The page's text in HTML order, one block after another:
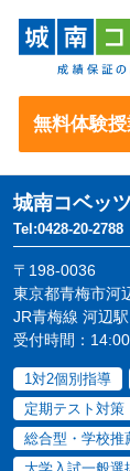
無料体験
城南コベッツ
Tel:0428-20-2788
〒198-0036
東京都青梅市河
JR青梅線 河辺
受付時間：
1対2個別指導
定期テスト対策
総合型・学校推